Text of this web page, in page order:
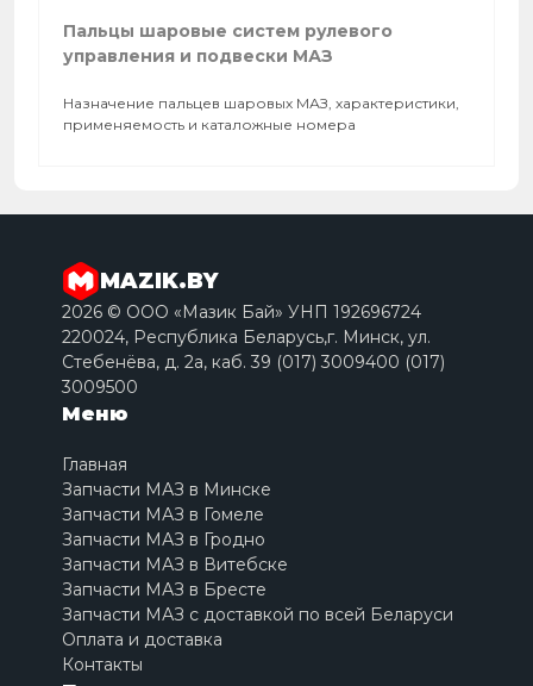
Пальцы шаровые систем рулевого
управления и подвески МАЗ
Назначение пальцев шаровых МАЗ, характеристики,
применяемость и каталожные номера
MAZIK.BY
2026 © ООО «Мазик Бай» УНП 192696724
220024, Республика Беларусь,г. Минск, ул.
Стебенёва, д. 2a, каб. 39 (017) 3009400 (017)
3009500
Меню
Главная
Запчасти МАЗ в Минске
Запчасти МАЗ в Гомеле
Запчасти МАЗ в Гродно
Запчасти МАЗ в Витебске
Запчасти МАЗ в Бресте
Запчасти МАЗ с доставкой по всей Беларуси
Оплата и доставка
Контакты